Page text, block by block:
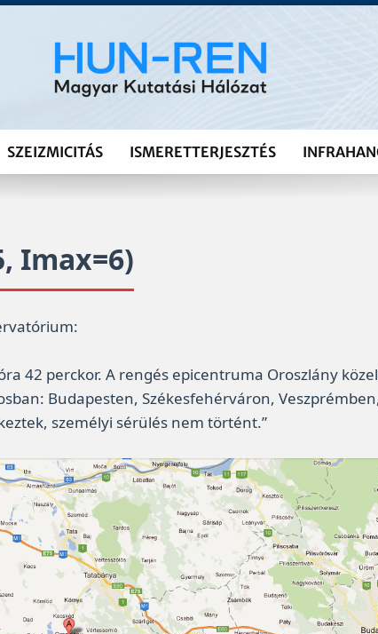
SZEIZMICITÁS ISMERETTERJESZTÉS
Imax=6)
42 perckor. A rengés epicentruma Oroszlány
Budapesten, Székesfehérváron,
személyi sérülés nem történt.”